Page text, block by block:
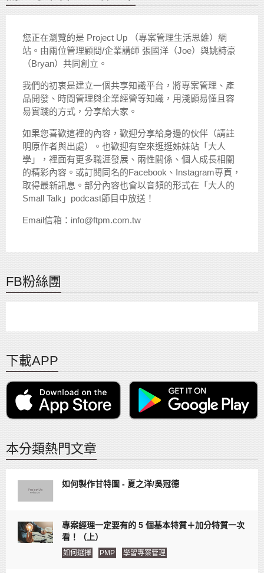
您正在瀏覽的是 Project Up （專案管理生活思維）網
站。由兩位管理顧問/企業講師 張國洋（Joe）與姚詩豪
（Bryan）共同創立。
我們的初衷是建立一個共享知識平台，將專案管理、產
品開發、時間管理與企業經營等知識，用淺顯易懂且容
易實踐的方式，分享給大家。
如果您喜歡這裡的內容，歡迎分享給身邊的伙伴（請註
明原作者與出處）。也歡迎有空來逛逛姊妹站「大人
學」，裡面有更多職涯發展、兩性關係、個人成長相關
的精彩內容。或訂閱同名的Facebook、Instagram專頁，
取得最新訊息。部分內容也會以音頻的形式在「大人的
Small Talk」podcast節目中放送！
Email信箱：info@ftpm.com.tw
FB粉絲團
下載APP
本分類熱門文章
如何製作甘特圖 - 夏之洋/吳冠德
專案經理一定要有的 5 個基本特質＋加分特質一次
看！（上）
如何選擇 PMP 學習專案管理